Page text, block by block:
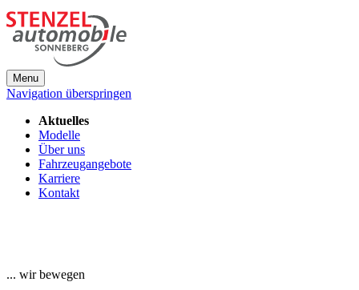
Menu
Navigation überspringen
Aktuelles
Modelle
Über uns
Fahrzeugangebote
Karriere
Kontakt
... wir bewegen